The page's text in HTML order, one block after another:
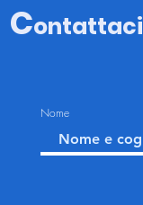
Contattaci
Nome